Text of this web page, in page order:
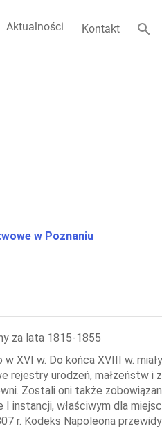
Aktualności Kontakt
w Poznaniu
za lata 1815-1855
XVI w. Do końca XVIII w.
rejestry urodzeń, małżeństw i
Zostali oni także
instancji, właściwym dla
r. Kodeks Napoleona